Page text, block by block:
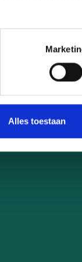
Alles toestaan
die
als mantelzorger